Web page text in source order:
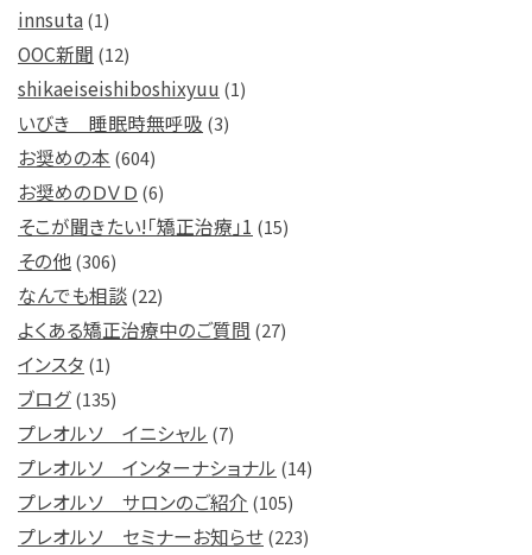
innsuta(1)
OOC新聞 (12)
shikaeiseishiboshixyuu (1)
いびき 睡眠時無呼吸 (3)
お奨めの本 (604)
お奨めのＤＶＤ (6)
そこが聞きたい!「矯正治療」1 (15)
その他(306)
なんでも相談(22)
よくある矯正治療中のご質問 (27)
インスタ (1)
ブログ(135)
プレオルソ イニシャル (7)
プレオルソ インターナショナル (14)
プレオルソ サロンのご紹介 (105)
プレオルソ セミナーお知らせ(223)